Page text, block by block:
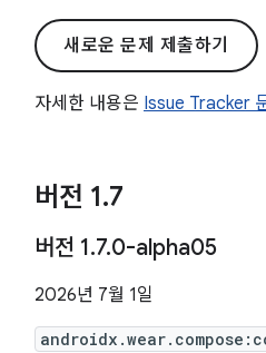
새로운 문제 제출하기
자세한 내용은 Issue Tracker
버전 1.7
버전 1.7.0-alpha05
2026년 7월 1일